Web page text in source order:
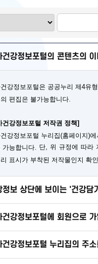
건강정보포털의 콘텐츠의
강정보포털은 공공누리 제4유
편집은 불가능합니다.
건강정보포털 저작권 정책]
강정보포털 누리집(홈페이지)
가능합니다. 단, 위 규정에 따라
표시가 부착된 저작물인지 확
정보 상단에 보이는 '건강담
건강정보포털에 회원으로
건강정보포털 누리집의 주